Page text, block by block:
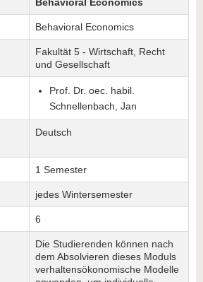
Behavioral Economics
Fakultät 5 - Wirtschaft, Recht
und Gesellschaft
Prof. Dr. oec. habil.
Schnellenbach, Jan
Deutsch
1 Semester
jedes Wintersemester
6
Die Studierenden können nach
dem Absolvieren dieses Moduls
verhaltensökonomische Modelle